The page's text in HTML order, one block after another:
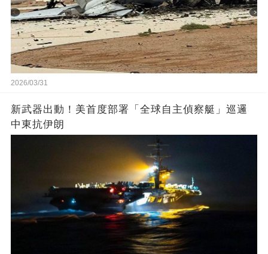
2026/03/31
新武器出動！美首度部署「全球自主偵察艇」巡邏
中東抗伊朗